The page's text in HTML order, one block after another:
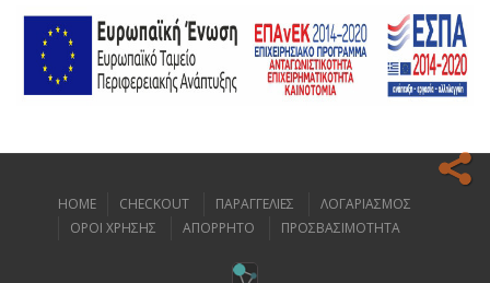
Ο ιστοχώρος μας κάνει χρήση cookies για να σας προσφέρει την
HOME CHECKOUT ΠΑΡΑΓΓΕΛΙΕΣ
ΛΟΓΑΡΙΑΣΜΟΣ
ΟΡΟΙ ΧΡΗΣΗΣ
ΑΠΟΡΡΗΤΟ ΠΡΟΣΒΑΣΙΜΟΤΗΤΑ